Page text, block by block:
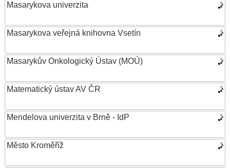
Masarykova univerzita
Masarykova veřejná knihovna Vsetín
Masarykův Onkologický Ústav (MOÚ)
Matematický ústav AV ČR
Mendelova univerzita v Brně - IdP
Město Kroměříž